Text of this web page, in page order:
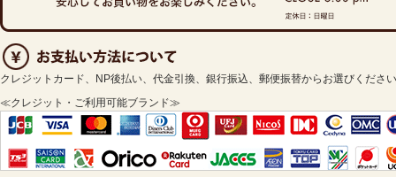
クレジットカード、NP後払い、代金引換、銀行振込、郵便振替からお選びくださ
≪クレジット・ご利用可能ブランド≫